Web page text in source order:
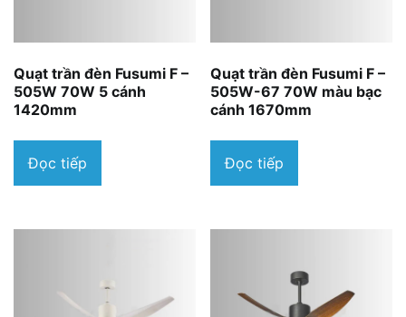
Quạt trần đèn Fusumi F –
505W 70W 5 cánh
1420mm
Đọc tiếp
Quạt trần đèn Fusumi F –
505W-67 70W màu bạc
cánh 1670mm
Đọc tiếp